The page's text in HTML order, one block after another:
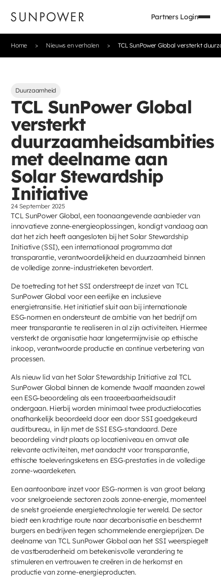
Partners Login
Home Nieuws en verhalen TCL SunPower Global versterkt
Duurzaamheid
TCL SunPower Global
versterkt
duurzaamheidsambities
met deelname aan
Solar Stewardship
Initiative
24 September 2025
TCL SunPower Global, een toonaangevende aanbieder van
innovatieve zonne-energieoplossingen, kondigt vandaag aan
dat het zich heeft aangesloten bij het Solar Stewardship
Initiative (SSI), een internationaal programma dat
transparantie, verantwoordelijkheid en duurzaamheid binnen
de volledige zonne-industrieketen bevordert.
De toetreding tot het SSI onderstreept de inzet van TCL
SunPower Global voor een eerlijke en inclusieve
energietransitie. Het initiatief sluit aan bij internationale
ESG‑normen en ondersteunt de ambitie van het bedrijf om
meer transparantie te realiseren in al zijn activiteiten. Hiermee
versterkt de organisatie haar langetermijnvisie op ethische
inkoop, verantwoorde productie en continue verbetering van
processen.
Als nieuw lid van het Solar Stewardship Initiative zal TCL
SunPower Global binnen de komende twaalf maanden zowel
een ESG‑beoordeling als een traceerbaarheidsaudit
ondergaan. Hierbij worden minimaal twee productielocaties
onafhankelijk beoordeeld door een door SSI goedgekeurd
auditbureau, in lijn met de SSI ESG‑standaard. Deze
beoordeling vindt plaats op locatieniveau en omvat alle
relevante activiteiten, met aandacht voor transparantie,
ethische toeleveringsketens en ESG‑prestaties in de volledige
zonne-waardeketen.
Een aantoonbare inzet voor ESG‑normen is van groot belang
voor snelgroeiende sectoren zoals zonne-energie, momenteel
de snelst groeiende energietechnologie ter wereld. De sector
biedt een krachtige route naar decarbonisatie en beschermt
burgers en bedrijven tegen schommelende energieprijzen. De
deelname van TCL SunPower Global aan het SSI weerspiegelt
de vastberadenheid om betekenisvolle verandering te
stimuleren en vertrouwen te creëren in de herkomst en
productie van zonne-energieproducten.